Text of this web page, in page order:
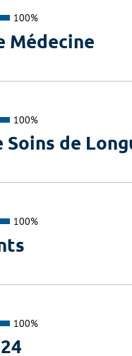
100%
Médecine
100%
Soins de
100%
100%